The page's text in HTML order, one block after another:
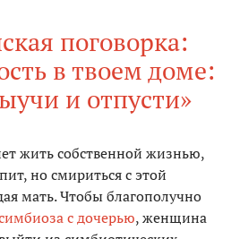
поговорка:
в твоем доме:
и отпусти»
жить собственной жизнью,
но смириться с этой
мать. Чтобы благополучно
с дочерью, женщина